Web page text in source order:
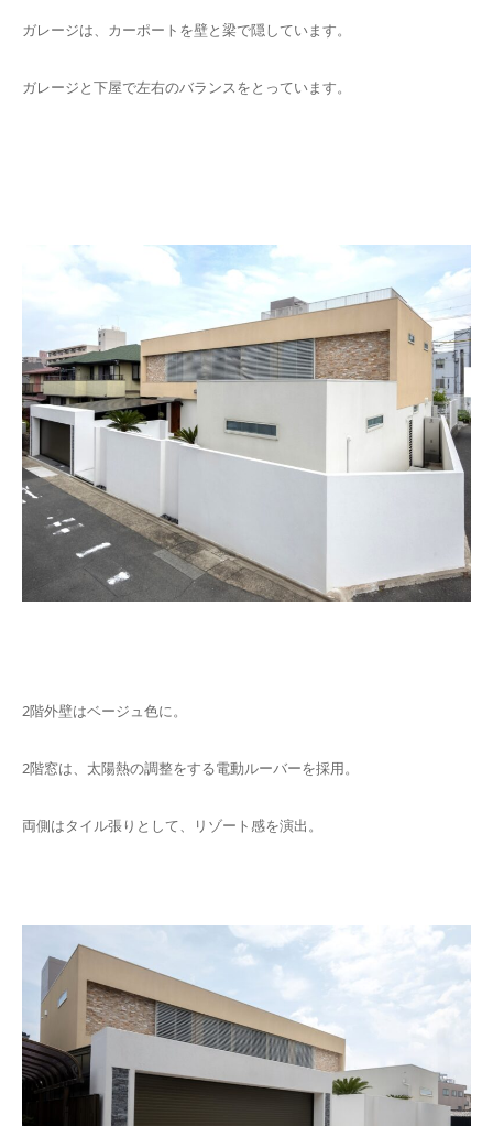
ガレージは、カーポートを壁と梁で隠しています。
ガレージと下屋で左右のバランスをとっています。
2階外壁はベージュ色に。
2階窓は、太陽熱の調整をする電動ルーバーを採用。
両側はタイル張りとして、リゾート感を演出。